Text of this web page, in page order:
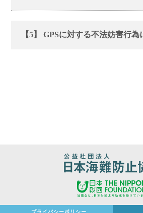
【5】 GPSに対する不法妨害行
プライバシーポリシー